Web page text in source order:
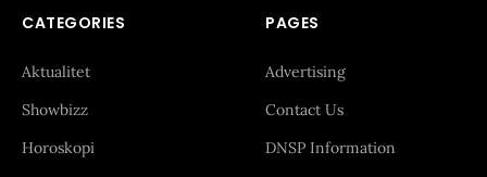
CATEGORIES
Aktualitet
Showbizz
Horoskopi
PAGES
Advertising
Contact Us
DNSP Information